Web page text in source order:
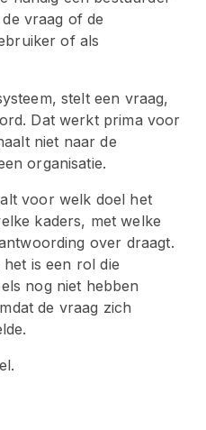
vraag of de
of als
stelt een vraag,
Dat werkt prima voor
niet naar de
organisatie.
voor welk doel het
kaders, met welke
over draagt.
is een rol die
nog niet hebben
de vraag zich